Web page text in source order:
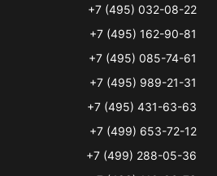
+7 (495) 032-08-22
+7 (495) 162-90-81
+7 (495) 085-74-61
+7 (495) 989-21-31
+7 (495) 431-63-63
+7 (499) 653-72-12
+7 (499) 288-05-36